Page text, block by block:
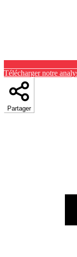
Télécharger notre
Partager